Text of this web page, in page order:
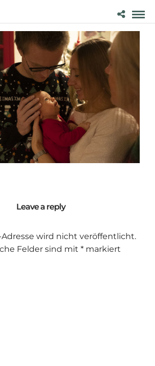
Leave a reply
Adresse wird nicht veröffentlicht.
Felder sind mit *markiert